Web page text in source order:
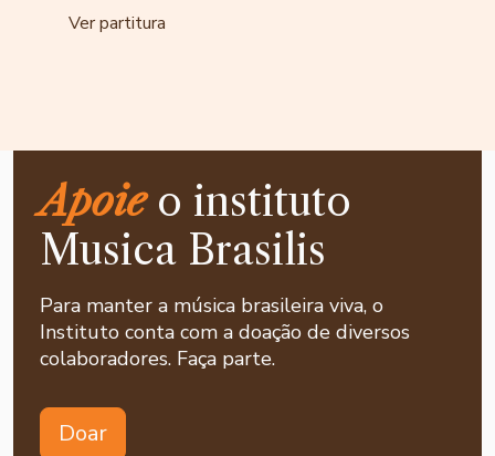
Ver partitura
Apoieo instituto
Musica Brasilis
Para manter a música brasileira viva, o
Instituto conta com a doação de diversos
colaboradores. Faça parte.
Doar